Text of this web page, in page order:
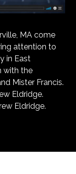
MA come
attention to
in East
with the
Mister Francis.
Eldridge.
Eldridge.